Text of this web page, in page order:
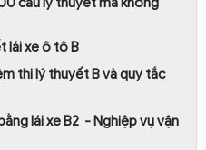
lái xe ô tô B
thi lý thuyết B và quy tắc
lái xe B2 - Nghiệp vụ vận